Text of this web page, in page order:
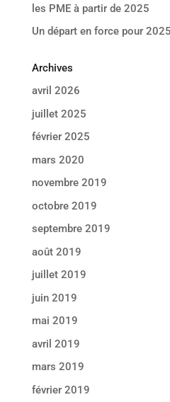
les PME à partir de 2025
Un départ en force pour
Archives
avril 2026
juillet 2025
février 2025
mars 2020
novembre 2019
octobre 2019
septembre 2019
août 2019
juillet 2019
juin 2019
mai 2019
avril 2019
mars 2019
février 2019